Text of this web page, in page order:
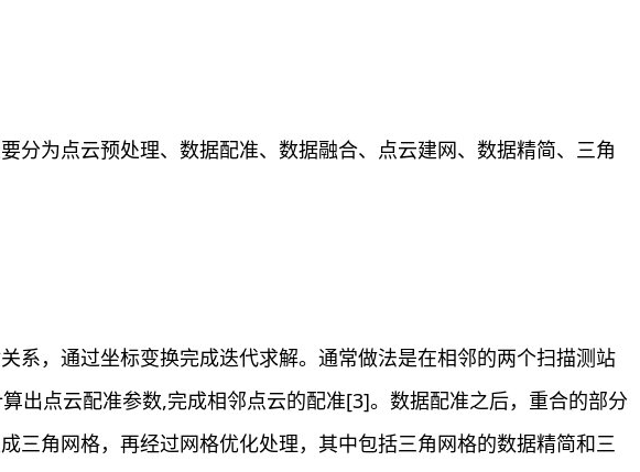
分为点云预处理、数据配准、数据融合、点云建网、数据精简、三角
系，通过坐标变换完成迭代求解。通常做法是在相邻的两个扫描测站
出点云配准参数,完成相邻点云的配准[3]。数据配准之后，重合的部分
三角网格，再经过网格优化处理，其中包括三角网格的数据精简和三